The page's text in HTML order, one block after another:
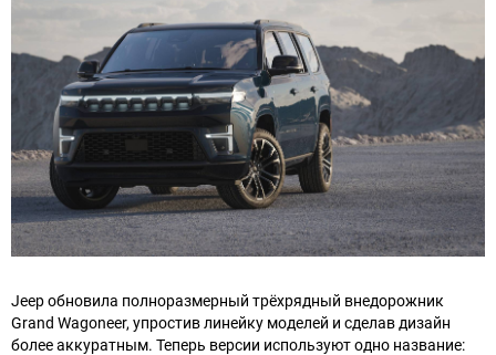
Jeep обновила полноразмерный трёхрядный внедорожник
Grand Wagoneer, упростив линейку моделей и сделав дизайн
более аккуратным. Теперь версии используют одно название: